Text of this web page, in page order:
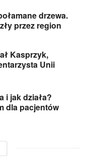
drzewa.
przez region
Kasprzyk,
Unii
i jak działa?
dla pacjentów